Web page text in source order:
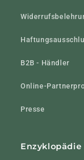
B2B - Händler
Online-
Presse
Enzyklopädie